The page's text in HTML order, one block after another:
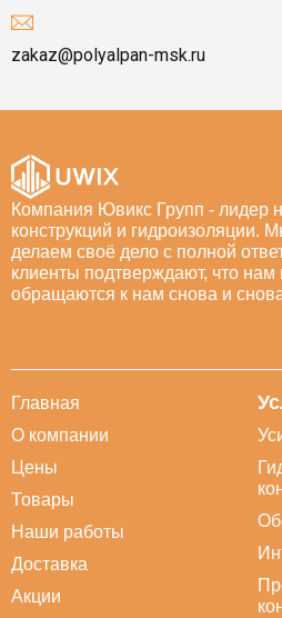
zakaz@polyalpan-msk.ru
Компания Ювикс Групп - лидер
конструкций и гидроизоляции.
делаем своё дело с полной
клиенты подтверждают, что
обращаются к нам снова и
Главная
О компании
Цены
Товары
Наши работы
Доставка
Акции